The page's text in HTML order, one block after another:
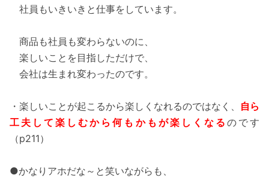
社員もいきいきと仕事をしています。
商品も社員も変わらないのに、
楽しいことを目指しただけで、
会社は生まれ変わったのです。
・楽しいことが起こるから楽しくなれるのではなく、 自ら
工夫して楽しむから何もかもが楽しくなる のです
（p211）
●かなりアホだな～と笑いながらも、